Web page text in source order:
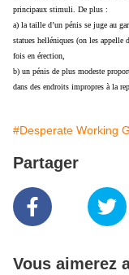
principaux stimuli. De plus :
a) la taille d’un pénis se juge au
statues helléniques (on les appelle
fois en érection,
b) un pénis de plus modeste
dans des endroits impropres à la
#Desperate Working
Partager
Vous aimerez